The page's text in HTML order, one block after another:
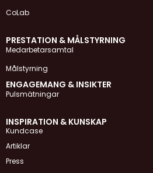
CoLab
PRESTATION & MÅLSTYRNING
Medarbetarsamtal
Målstyrning
ENGAGEMANG & INSIKTER
Pulsmätningar
INSPIRATION & KUNSKAP
Kundcase
Artiklar
Press